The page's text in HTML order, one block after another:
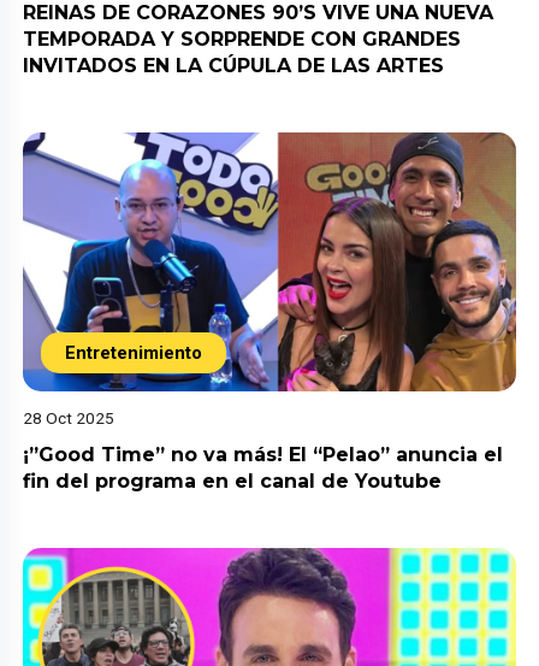
REINAS DE CORAZONES 90’S VIVE UNA NUEVA
TEMPORADA Y SORPRENDE CON GRANDES
INVITADOS EN LA CÚPULA DE LAS ARTES
Entretenimiento
28 Oct 2025
¡”Good Time” no va más! El “Pelao” anuncia el
fin del programa en el canal de Youtube